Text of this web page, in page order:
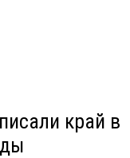
край в